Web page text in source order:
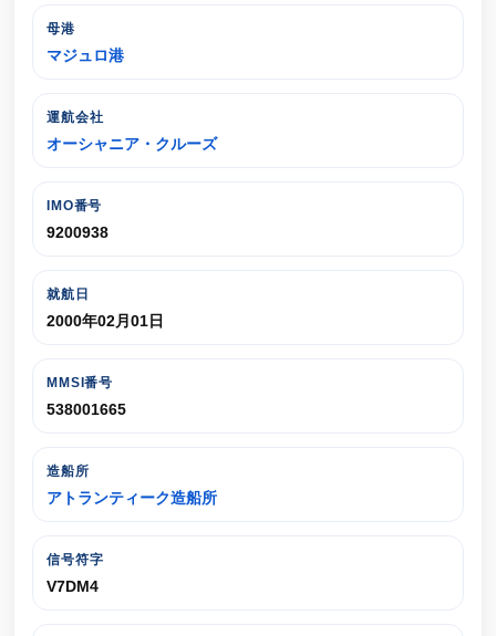
母港
マジュロ港
運航会社
オーシャニア・クルーズ
IMO番号
9200938
就航日
2000年02月01日
MMSI番号
538001665
造船所
アトランティーク造船所
信号符字
V7DM4